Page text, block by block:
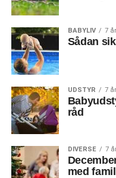
BABYLIV 7
Sådan
UDSTYR 7
råd
DIVERSE 7
med